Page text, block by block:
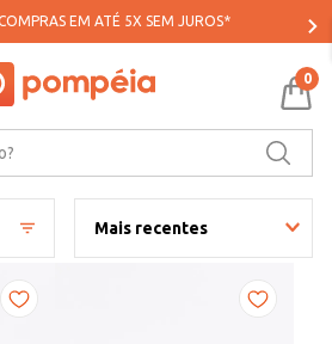
EM ATÉ 5X SEM JUROS*
0
Mais recentes